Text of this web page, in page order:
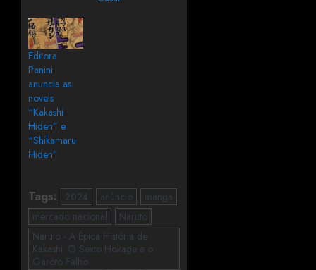
Editora
Panini
anuncia as
novels
“Kakashi
Hiden” e
“Shikamaru
Hiden”
Tags: 2024 anúncio
manga
mercado nacional
Naruto
Naruto - A Épica História de
Kakashi: O Sexto Hokage e o
Garoto Falho